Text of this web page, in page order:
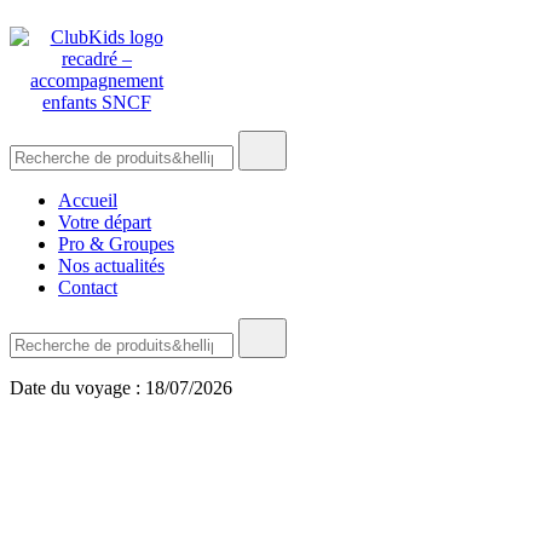
to
content
ClubKids
de
Accueil
Votre départ
Pro & Groupes
Nos actualités
Contact
de
Date du voyage : 18/07/2026
🚨 Nos accompagnements sont pris d’assaut. Réservez dès